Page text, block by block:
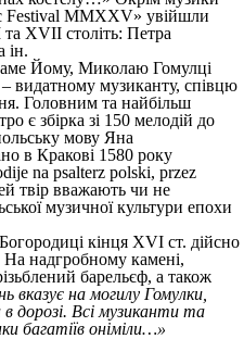
Festival MMXXV» увійшли
XVII століть: Петра
ін.
Йому, Миколаю Гомулці
видатному музиканту, співцю
Головним та найбільш
є збірка зі 150 мелодій до
мову Яна
в Кракові 1580 року
na psalterz polski, przez
твір вважають чи не
музичної культури епохи
кінця XVI ст. дійсно
На надгробному камені,
барельєф, а також
вказує на могилу Гомулки,
дорозі. Всі музиканти та
багатіїв оніміли…»